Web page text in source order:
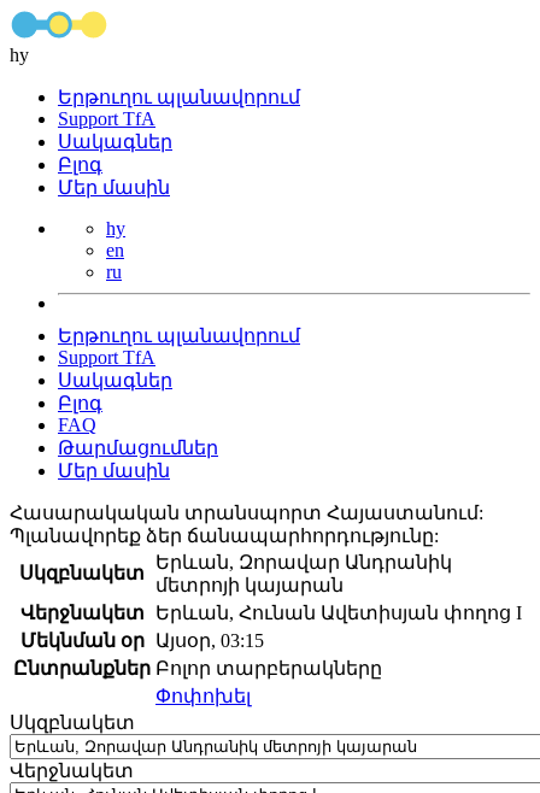
hy
Երթուղու պլանավորում
Support TfA
Սակագներ
Բլոգ
Մեր մասին
hy
en
ru
Երթուղու պլանավորում
Support TfA
Սակագներ
Բլոգ
FAQ
Թարմացումներ
Մեր մասին
Հասարակական տրանսպորտ Հայաստանում:
Պլանավորեք ձեր ճանապարհորդությունը:
Սկզբնակետ
Երևան, Զորավար Անդրանիկ
մետրոյի կայարան
Վերջնակետ
Երևան, Հունան Ավետիսյան փողոց I
Մեկնման օր
Այսօր, 03:15
Ընտրանքներ Բոլոր տարբերակները
Փոփոխել
Սկզբնակետ
Վերջնակետ